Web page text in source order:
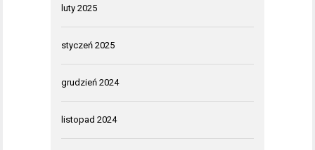
luty 2025
styczeń 2025
grudzień 2024
listopad 2024